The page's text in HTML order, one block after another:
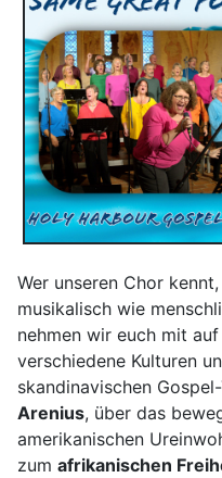
Wer unseren Chor
musikalisch wie
nehmen wir euch mit
verschiedene Kulturen
skandinavischen
Arenius, über das
amerikanischen
zum afrikanischen